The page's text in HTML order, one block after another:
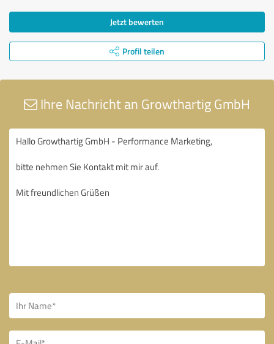
Jetzt bewerten
Profil teilen
Ihre Nachricht an Growthartig GmbH